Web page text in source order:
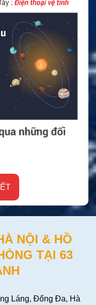
NỘI & HỒ
TẠI 63
Láng, Đống Đa, Hà